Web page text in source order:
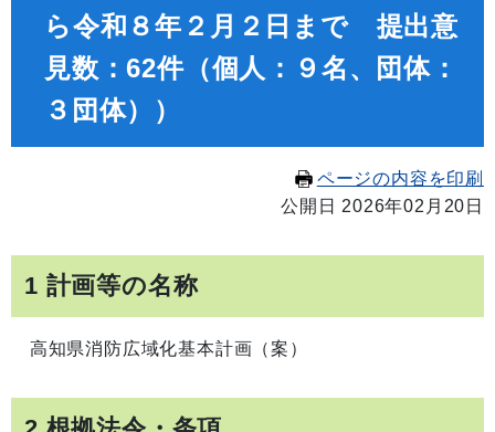
ら令和８年２月２日まで 提出意
見数：62件（個人：９名、団体：
３団体））
ページの内容を印刷
公開日 2026年02月20日
1 計画等の名称
高知県消防広域化基本計画（案）